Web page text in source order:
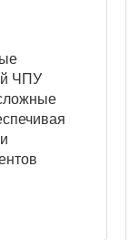
ЧПУ